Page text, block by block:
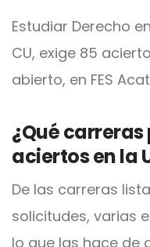
Estudiar Derecho
CU, exige 85
abierto, en FES
¿Qué carreras
aciertos en la
De las carreras
solicitudes, varias
lo que las hace de